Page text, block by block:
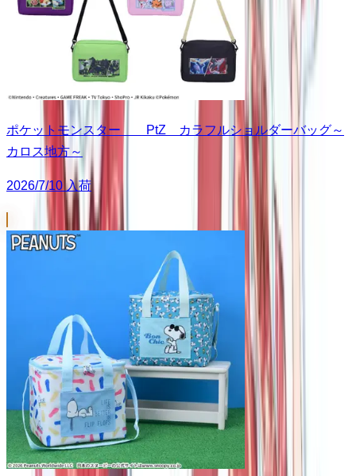
ポケットモンスター PtZ カラフルショルダーバッグ～
カロス地方～
2026/7/10 入荷